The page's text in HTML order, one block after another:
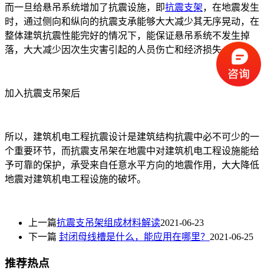
而一旦给悬吊系统增加了抗震设施，即抗震支架，在地震发生
时，通过侧向和纵向的抗震支承能够大大减少其无序晃动，在
整体建筑抗震性能完好的情况下，能保证悬吊系统不发生掉
落，大大减少因次生灾害引起的人员伤亡和经济损失。
加入抗震支吊架后
所以，建筑机电工程抗震设计是建筑结构抗震中必不可少的一
个重要环节，而抗震支吊架在地震中对建筑机电工程设施能给
予可靠的保护，承受来自任意水平方向的地震作用，大大降低
地震对建筑机电工程设施的破坏。
上一篇抗震支吊架组成材料解读2021-06-23
下一篇 封闭母线槽是什么，能应用在哪里？ 2021-06-25
推荐热点